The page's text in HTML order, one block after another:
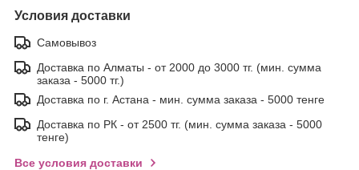
Условия доставки
Самовывоз
Доставка по Алматы - от 2000 до 3000 тг. (мин. сумма
заказа - 5000 тг.)
Доставка по г. Астана - мин. сумма заказа - 5000 тенге
Доставка по РК - от 2500 тг. (мин. сумма заказа - 5000
тенге)
Все условия доставки